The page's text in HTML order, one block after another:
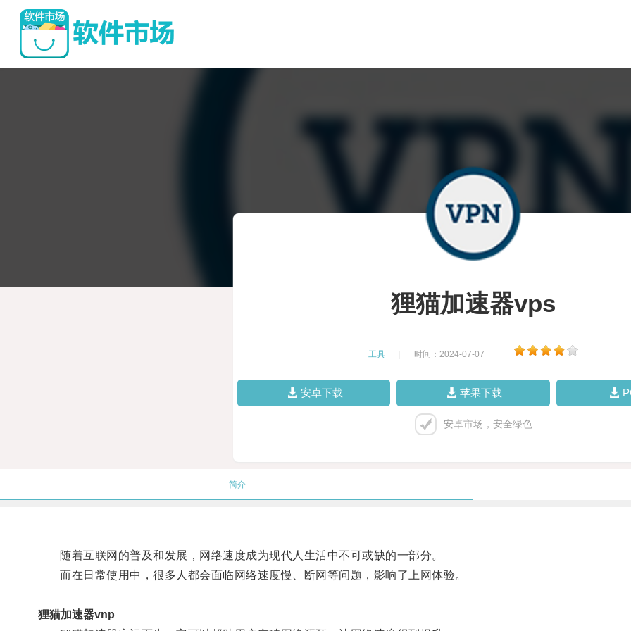
狸猫加速器vps
工具 时间：2024-07-07
安卓下载 苹果下载
安卓市场，安全绿色
简介
随着互联网的普及和发展，网络速度成为现代人生活中不可或缺的一部分。
而在日常使用中，很多人都会面临网络速度慢、断网等问题，影响了上网体验。
狸猫加速器vnp